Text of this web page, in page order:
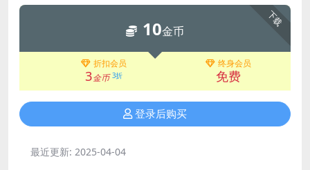
下载
10金币
折扣会员
3金币 3折
终身会员
免费
登录后购买
最近更新: 2025-04-04